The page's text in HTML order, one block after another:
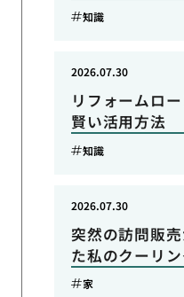
知識
リフォームロ
賢い活用方法
2026.07.30
知識
突然の訪問販
た私のクーリ
2026.07.30
家